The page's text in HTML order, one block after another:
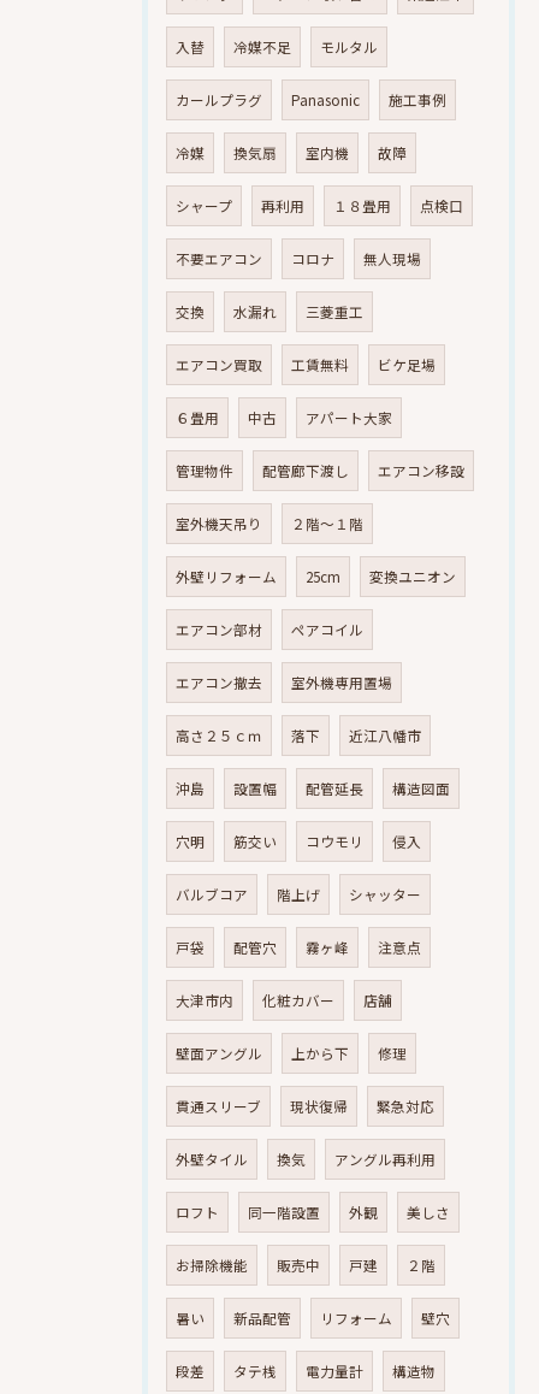
入替 冷媒不足 モルタル
カールプラグ Panasonic 施工事例
冷媒 換気扇 室内機 故障
シャープ 再利用 １８畳用 点検口
不要エアコン コロナ 無人現場
交換 水漏れ 三菱重工
エアコン買取 工賃無料 ビケ足場
６畳用 中古 アパート大家
管理物件 配管廊下渡し エアコン移設
室外機天吊り ２階～１階
外壁リフォーム 25cm 変換ユニオン
エアコン部材 ペアコイル
エアコン撤去 室外機専用置場
高さ２５ｃｍ 落下 近江八幡市
沖島 設置幅 配管延長 構造図面
穴明 筋交い コウモリ 侵入
バルブコア 階上げ シャッター
戸袋 配管穴 霧ヶ峰 注意点
大津市内 化粧カバー 店舗
壁面アングル 上から下 修理
貫通スリーブ 現状復帰 緊急対応
外壁タイル 換気 アングル再利用
ロフト 同一階設置 外観 美しさ
お掃除機能 販売中 戸建 ２階
暑い 新品配管 リフォーム 壁穴
段差 タテ桟 電力量計 構造物